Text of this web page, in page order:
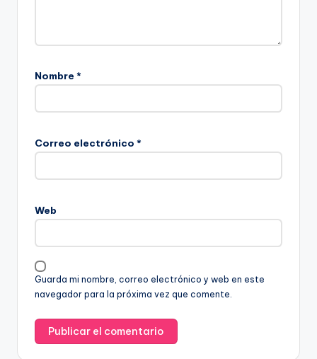
Nombre *
Correo electrónico *
Web
Guarda mi nombre, correo electrónico y web en este
navegador para la próxima vez que comente.